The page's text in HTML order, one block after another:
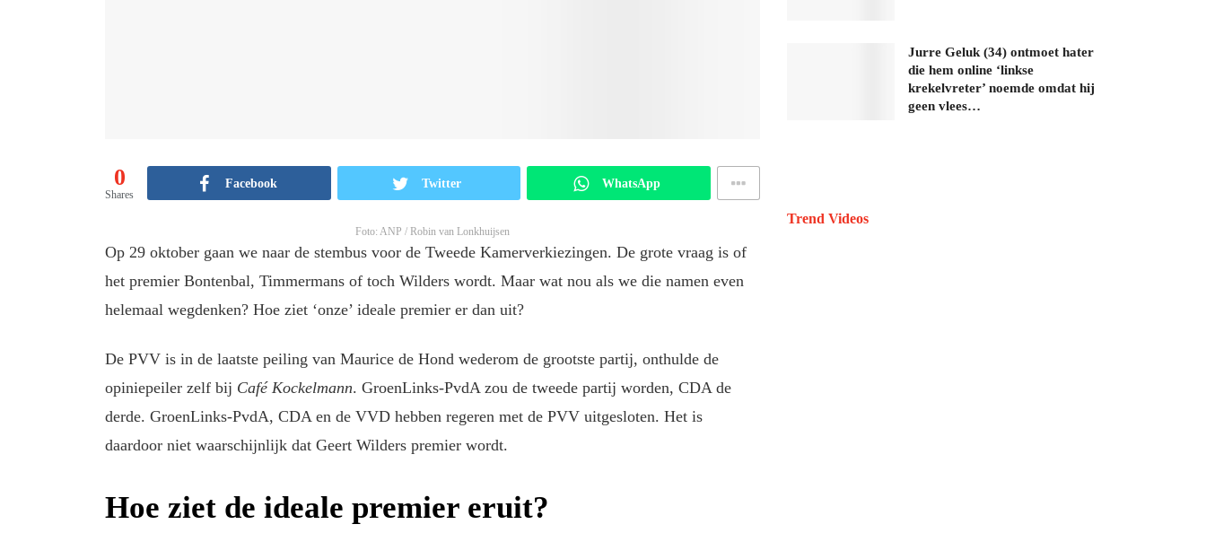
0
Shares
Facebook Twitter WhatsApp
Foto: ANP / Robin van Lonkhuijsen
Op 29 oktober gaan we naar de stembus voor de Tweede Kamerverkiezingen. De grote vraag is of
het premier Bontenbal, Timmermans of toch Wilders wordt. Maar wat nou als we die namen even
helemaal wegdenken? Hoe ziet ‘onze’ ideale premier er dan uit?
De PVV is in de laatste peiling van Maurice de Hond wederom de grootste partij, onthulde de
opiniepeiler zelf bij Café Kockelmann. GroenLinks-PvdA zou de tweede partij worden, CDA de
derde. GroenLinks-PvdA, CDA en de VVD hebben regeren met de PVV uitgesloten. Het is
daardoor niet waarschijnlijk dat Geert Wilders premier wordt.
Hoe ziet de ideale premier eruit?
Jurre Geluk (34) ontmoet hater
die hem online ‘linkse
krekelvreter’ noemde omdat hij
geen vlees…
Trend Videos